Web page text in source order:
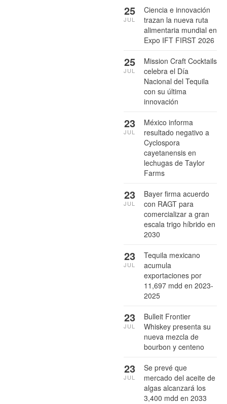
Ciencia e innovación
trazan la nueva ruta
alimentaria mundial en
Expo IFT FIRST 2026
25
JUL
Mission Craft Cocktails
celebra el Día
Nacional del Tequila
con su última
innovación
25
JUL
México informa
resultado negativo a
Cyclospora
cayetanensis en
lechugas de Taylor
Farms
23
JUL
Bayer firma acuerdo
con RAGT para
comercializar a gran
escala trigo híbrido en
2030
23
JUL
Tequila mexicano
acumula
exportaciones por
11,697 mdd en 2023-
2025
23
JUL
Bulleit Frontier
Whiskey presenta su
nueva mezcla de
bourbon y centeno
23
JUL
Se prevé que
mercado del aceite de
algas alcanzará los
3,400 mdd en 2033
23
JUL